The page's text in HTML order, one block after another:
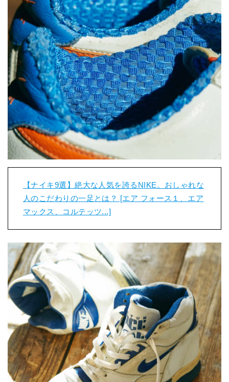
【ナイキ9選】絶大な人気を誇るNIKE。おしゃれな
人のこだわりの一足とは？ [エア フォース１、エア
マックス、コルテッツ...]